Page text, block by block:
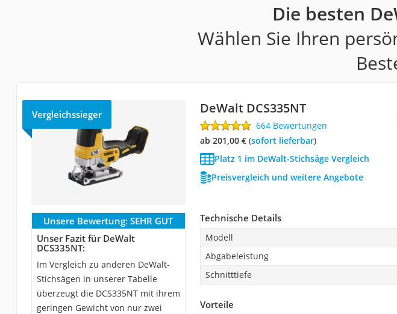
Die besten
Wählen Sie Ihren
Vergleichssieger DeWalt DCS335NT
664 Bewertungen
ab 201,00 €( Sofort lieferbar)
Platz 1 im DeWalt-Stichsäge Vergleich
Preisvergleich und weitere Angebote
Unsere Bewertung: SEHR GUT
Unser Fazit für DeWalt
DCS335NT:
Im Vergleich zu anderen DeWalt-
Stichsägen in unserer Tabelle
überzeugt die DCS335NT mit ihrem
geringen Gewicht von nur zwei
Technische Details
Modell
Abgabeleistung
Schnitttiefe
Vorteile